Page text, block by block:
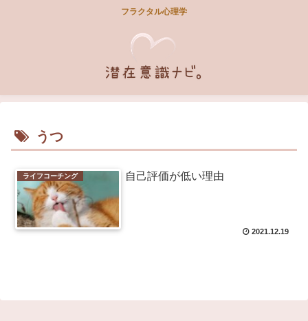
フラクタル心理学
うつ
ライフコーチング 自己評価が低い理由
2021.12.19